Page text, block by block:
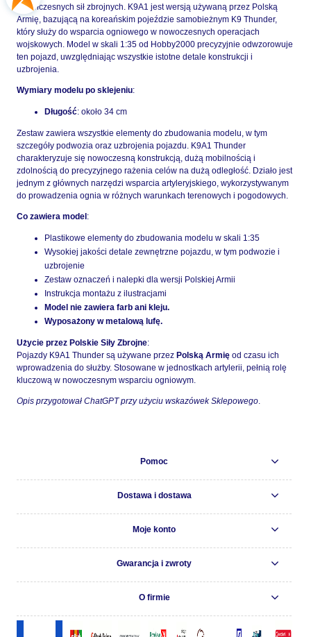
współczesnych sił zbrojnych. K9A1 jest wersją używaną przez Polską
Armię, bazującą na koreańskim pojeździe samobieżnym K9 Thunder,
który służy do wsparcia ogniowego w nowoczesnych operacjach
wojskowych. Model w skali 1:35 od Hobby2000 precyzyjnie odwzorowuje
ten pojazd, uwzględniając wszystkie istotne detale konstrukcji i
uzbrojenia.
Wymiary modelu po sklejeniu:
Długość: około 34 cm
Zestaw zawiera wszystkie elementy do zbudowania modelu, w tym
szczegóły podwozia oraz uzbrojenia pojazdu. K9A1 Thunder
charakteryzuje się nowoczesną konstrukcją, dużą mobilnością i
zdolnością do precyzyjnego rażenia celów na dużą odległość. Działo jest
jednym z głównych narzędzi wsparcia artyleryjskiego, wykorzystywanym
do prowadzenia ognia w różnych warunkach terenowych i pogodowych.
Co zawiera model:
Plastikowe elementy do zbudowania modelu w skali 1:35
Wysokiej jakości detale zewnętrzne pojazdu, w tym podwozie i
uzbrojenie
Zestaw oznaczeń i nalepki dla wersji Polskiej Armii
Instrukcja montażu z ilustracjami
Model nie zawiera farb ani kleju.
Wyposażony w metalową lufę.
Użycie przez Polskie Siły Zbrojne:
Pojazdy K9A1 Thunder są używane przez Polską Armię od czasu ich
wprowadzenia do służby. Stosowane w jednostkach artylerii, pełnią rolę
kluczową w nowoczesnym wsparciu ogniowym.
Opis przygotował ChatGPT przy użyciu wskazówek Sklepowego
Pomoc
Dostawa i dostawa
Moje konto
Gwarancja i zwroty
O firmie